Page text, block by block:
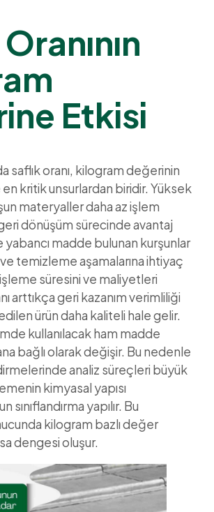
Etkisi
saflık oranı, kilogram değerinin
kritik unsurlardan biridir. Yüksek
materyaller daha az işlem
dönüşüm sürecinde avantaj
madde bulunan kurşunlar
ve temizleme aşamalarına ihtiyaç
süresini ve maliyetleri
arttıkça geri kazanım verimliliği
ürün daha kaliteli hale gelir.
kullanılacak ham madde
bağlı olarak değişir. Bu nedenle
analiz süreçleri büyük
kimyasal yapısı
yapılır. Bu
kilogram bazlı değer
dengesi oluşur.